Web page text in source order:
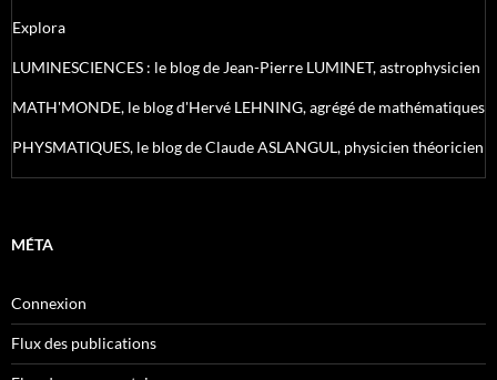
Explora
LUMINESCIENCES : le blog de Jean-Pierre LUMINET, astrophysicien
MATH'MONDE, le blog d'Hervé LEHNING, agrégé de mathématiques
PHYSMATIQUES, le blog de Claude ASLANGUL, physicien théoricien
MÉTA
Connexion
Flux des publications